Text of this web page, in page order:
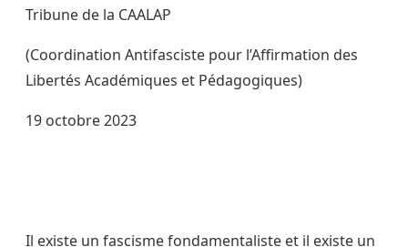
Tribune de la CAALAP
(Coordination Antifasciste pour l’Affirmation des
Libertés Académiques et Pédagogiques)
19 octobre 2023
Il existe un fascisme fondamentaliste et il existe un